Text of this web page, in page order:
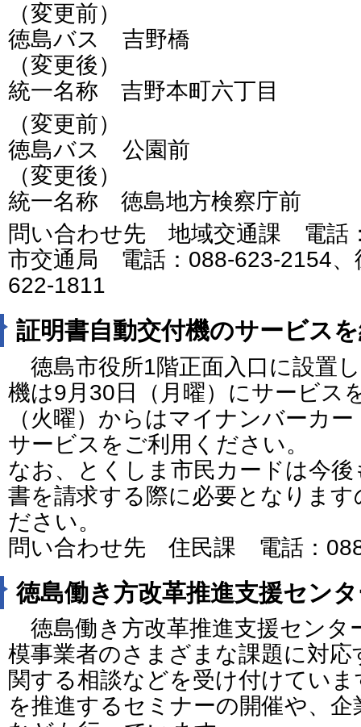
（変更前）
徳島バス 吉野橋
（変更後）
統一名称 吉野本町六丁目
（変更前）
徳島バス 公園前
（変更後）
統一名称 徳島地方検察庁前
問い合わせ先 地域交通課 電話
市交通局 電話：088-623-2154
622-1811
証明書自動交付機のサービス
徳島市役所1階正面入口に設置
機は9月30日（月曜）にサービス
（火曜）からはマイナンバーカ
サービスをご利用ください。
なお、とくしま市民カードは今
書を請求する際に必要となりま
ださい。
問い合わせ先 住民課 電話：
徳島働き方改革推進支援セン
徳島働き方改革推進支援センタ
模事業者のさまざまな課題に対
関する相談などを受け付けてい
を推進するセミナーの開催や、